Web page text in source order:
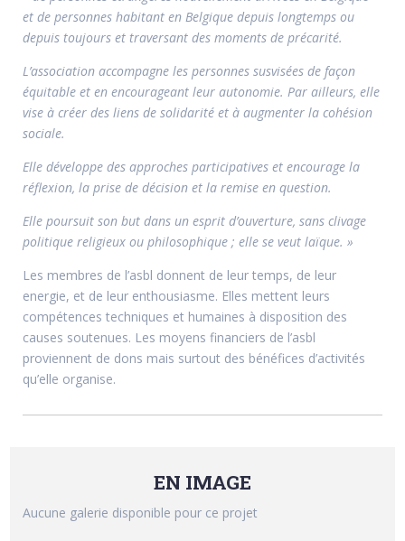
et de personnes habitant en Belgique depuis longtemps ou
depuis toujours et traversant des moments de précarité.
L’association accompagne les personnes susvisées de façon
équitable et en encourageant leur autonomie. Par ailleurs, elle
vise à créer des liens de solidarité et à augmenter la cohésion
sociale.
Elle développe des approches participatives et encourage la
réflexion, la prise de décision et la remise en question.
Elle poursuit son but dans un esprit d’ouverture, sans clivage
politique religieux ou philosophique ; elle se veut laïque. »
Les membres de l’asbl donnent de leur temps, de leur
energie, et de leur enthousiasme. Elles mettent leurs
compétences techniques et humaines à disposition des
causes soutenues. Les moyens financiers de l’asbl
proviennent de dons mais surtout des bénéfices d’activités
qu’elle organise.
EN IMAGE
Aucune galerie disponible pour ce projet